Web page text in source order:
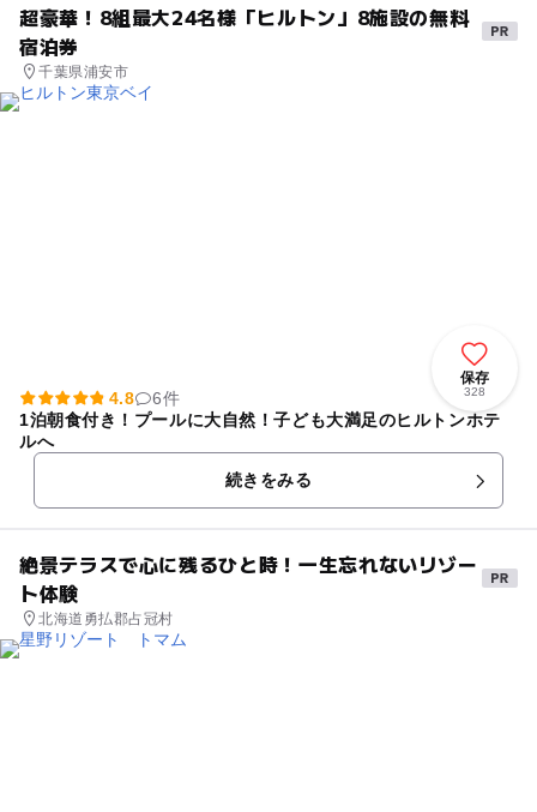
超豪華！8組最大24名様「ヒルトン」8施設の無料
宿泊券
千葉県浦安市
保存
328
4.8
6件
1泊朝食付き！プールに大自然！子ども大満足のヒルトンホテ
ルへ
続きをみる
絶景テラスで心に残るひと時！一生忘れないリゾー
ト体験
北海道勇払郡占冠村